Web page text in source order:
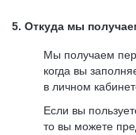
5. Откуда мы
Мы получаем
когда вы
в личном
Если вы
то вы можете